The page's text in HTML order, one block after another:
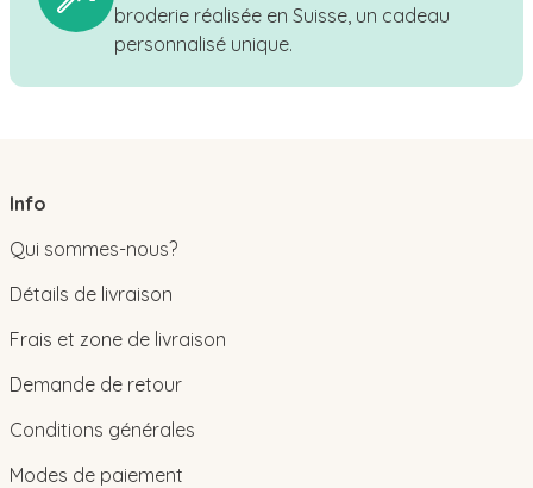
broderie réalisée en Suisse, un cadeau
personnalisé unique.
Info
Qui sommes-nous?
Détails de livraison
Frais et zone de livraison
Demande de retour
Conditions générales
Modes de paiement